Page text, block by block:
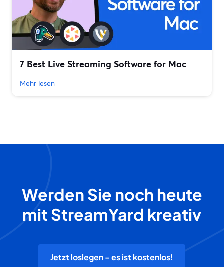
7 Best Live Streaming Software for Mac
Mehr lesen
Werden Sie noch heute
mit StreamYard kreativ
Jetzt loslegen - es ist kostenlos!